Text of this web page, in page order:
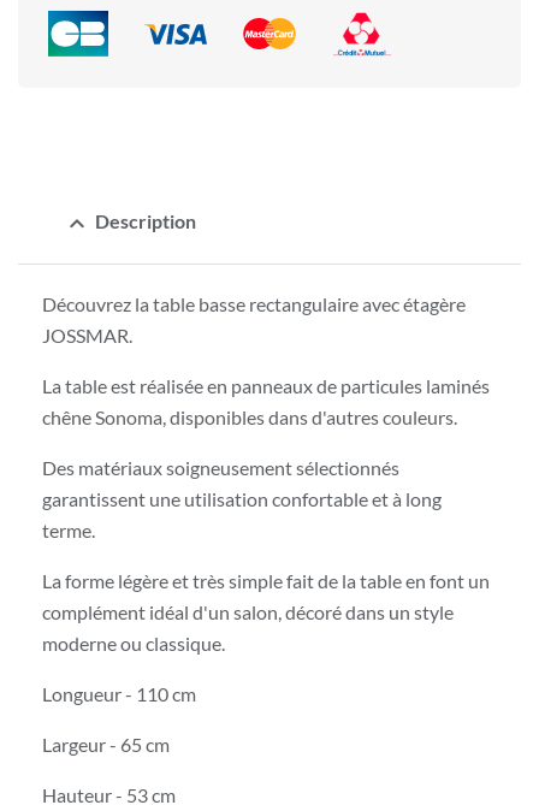
expand_less Description
Découvrez la table basse rectangulaire avec étagère
JOSSMAR.
La table est réalisée en panneaux de particules laminés
chêne Sonoma, disponibles dans d'autres couleurs.
Des matériaux soigneusement sélectionnés
garantissent une utilisation confortable et à long
terme.
La forme légère et très simple fait de la table en font un
complément idéal d'un salon, décoré dans un style
moderne ou classique.
Longueur - 110 cm
Largeur - 65 cm
Hauteur - 53 cm